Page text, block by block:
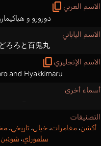
الاسم العربي
دورورو و
الاسم الياباني
どろろと百鬼丸
الاسم الإنجليزي
and Hyakkimaru
أسماء أخرى
–
التصنيفات
أكشن، مغامرات، خيال، تاريخي،
ساموراي، شونين